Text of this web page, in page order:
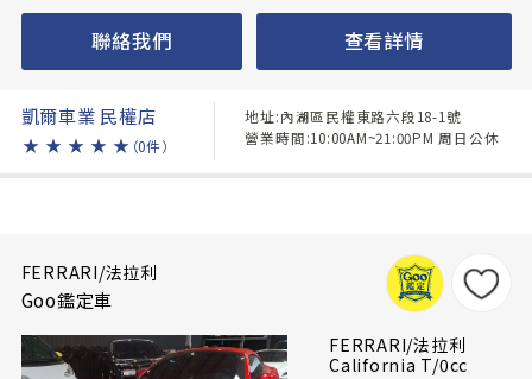
聯絡我們 查看詳情
凱爾車業 民權店
★ ★ ★ ★ ★ （0件）
地址:內湖區民權東路六段18-1號
營業時間:10:00AM~21:00PM 周日公休
FERRARI/法拉利
Goo鑑定車
FERRARI/法拉利
California T/0cc